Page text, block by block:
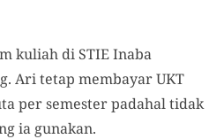
kuliah di STIE Inaba
Ari tetap membayar UKT
per semester padahal tidak
ia gunakan.